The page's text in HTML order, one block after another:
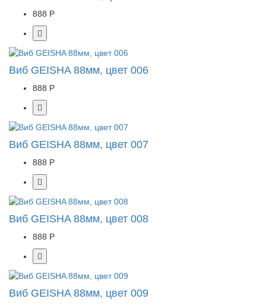
888 Р
Виб GEISHA 88мм, цвет 006
888 Р
Виб GEISHA 88мм, цвет 007
888 Р
Виб GEISHA 88мм, цвет 008
888 Р
Виб GEISHA 88мм, цвет 009